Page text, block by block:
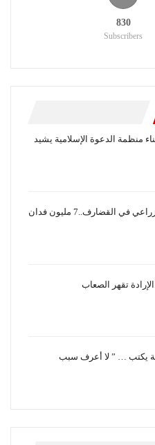
830
Subscribers
منظمة الدعوة الإسلامية يشيد
نجاح الموسم الزراعي في القضارف..7 مليون فدان
تقهر الصعاب
يكتب … ” لا أعرف سبب